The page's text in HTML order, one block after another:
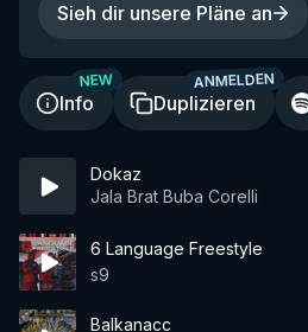
Sieh dir unsere Pläne an
Info
NEW
Duplizieren
ANMELDEN
Dokaz
Jala Brat Buba Corelli
6 Language Freestyle
s9
Balkanacc